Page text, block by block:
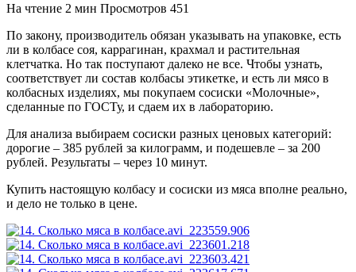
На чтение 2 мин Просмотров 451
По закону, производитель обязан указывать на упаковке, есть
ли в колбасе соя, каррагинан, крахмал и растительная
клетчатка. Но так поступают далеко не все. Чтобы узнать,
соответствует ли состав колбасы этикетке, и есть ли мясо в
колбасных изделиях, мы покупаем сосиски «Молочные»,
сделанные по ГОСТу, и сдаем их в лабораторию.
Для анализа выбираем сосиски разных ценовых категорий:
дорогие – 385 рублей за килограмм, и подешевле – за 200
рублей. Результаты – через 10 минут.
Купить настоящую колбасу и сосиски из мяса вполне реально,
и дело не только в цене.